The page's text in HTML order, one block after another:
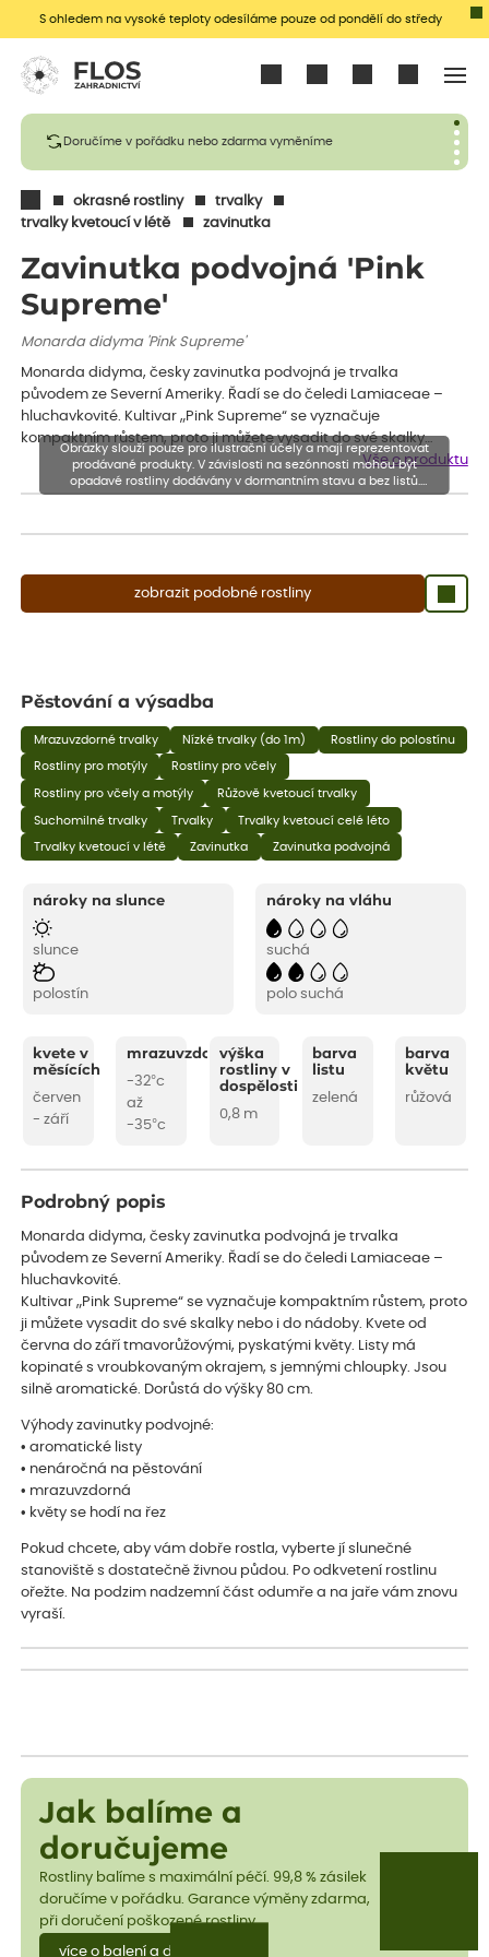
S ohledem na vysoké teploty odesíláme pouze od pondělí do středy
Doručíme v pořádku nebo zdarma vyměníme
okrasné rostliny
trvalky
trvalky kvetoucí v létě
zavinutka
Zavinutka podvojná 'Pink
Supreme'
Monarda didyma 'Pink Supreme'
Monarda didyma, česky zavinutka podvojná je trvalka
původem ze Severní Ameriky. Řadí se do čeledi Lamiaceae –
hluchavkovité. Kultivar „Pink Supreme“ se vyznačuje
kompaktním růstem, proto ji můžete vysadit do své skalky…
Vše o produktu
zobrazit podobné rostliny
Obrázky slouží pouze pro ilustrační účely a mají reprezentovat
prodávané produkty. V závislosti na sezónnosti mohou být
opadavé rostliny dodávány v dormantním stavu a bez listů.
Rostliny mohou být také sestřiženy níže, než je uvedená výška,
Pěstování a výsadba
Mrazuvzdorné trvalky Nízké trvalky (do 1m) Rostliny do polostínu
Rostliny pro motýly Rostliny pro včely
Rostliny pro včely a motýly Růžově kvetoucí trvalky
Suchomilné trvalky Trvalky Trvalky kvetoucí celé léto
Trvalky kvetoucí v létě Zavinutka Zavinutka podvojná
nároky na slunce
slunce
polostín
nároky na vláhu
suchá
polo suchá
kvete v
měsících
červen
- září
mrazuvzdornost
-32°c
až
-35°c
výška
rostliny v
dospělosti
0,8 m
barva
listu
zelená
barva
květu
růžová
Podrobný popis
Monarda didyma, česky zavinutka podvojná je trvalka
původem ze Severní Ameriky. Řadí se do čeledi Lamiaceae –
hluchavkovité.
Kultivar „Pink Supreme“ se vyznačuje kompaktním růstem, proto
ji můžete vysadit do své skalky nebo i do nádoby. Kvete od
června do září tmavorůžovými, pyskatými květy. Listy má
kopinaté s vroubkovaným okrajem, s jemnými chloupky. Jsou
silně aromatické. Dorůstá do výšky 80 cm.
Výhody zavinutky podvojné:
• aromatické listy
• nenáročná na pěstování
• mrazuvzdorná
• květy se hodí na řez
Pokud chcete, aby vám dobře rostla, vyberte jí slunečné
stanoviště s dostatečně živnou půdou. Po odkvetení rostlinu
ořežte. Na podzim nadzemní část odumře a na jaře vám znovu
vyraší.
Jak balíme a
doručujeme
Rostliny balíme s maximální péčí. 99,8 % zásilek
doručíme v pořádku. Garance výměny zdarma,
při doručení poškozené rostliny.
více o balení a dopravě